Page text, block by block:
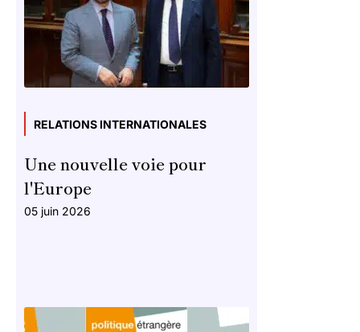
RELATIONS INTERNATIONALES
Une nouvelle voie pour
l'Europe
05 juin 2026